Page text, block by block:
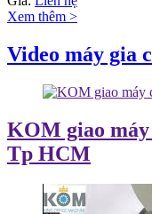
Xem thêm >
Video máy gia
KOM giao máy
Tp HCM